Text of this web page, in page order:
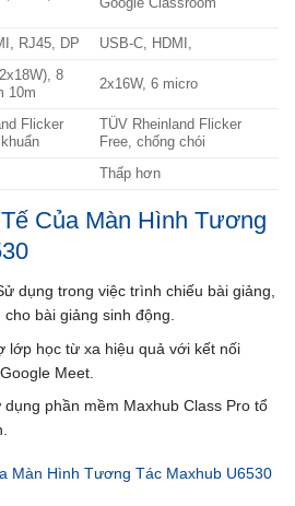
Google Classroom
RJ45, DP USB-C, HDMI,
8
10m
2x16W, 6 micro
Flicker
TÜV Rheinland Flicker
Free, chống chói
Thấp hơn
Của Màn Hình Tương
dụng trong việc trình chiếu bài giảng,
bài giảng sinh động.
lớp học từ xa hiệu quả với kết nối
Meet.
dụng phần mềm Maxhub Class Pro tổ